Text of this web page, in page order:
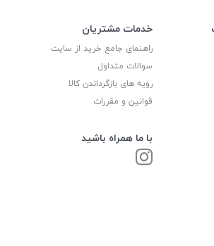
خدمات مشتریان
راهنمای جامع خرید از سایت
سوالات متداول
رویه های بازگرداندن کالا
قوانین و مقررات
با ما همراه باشید